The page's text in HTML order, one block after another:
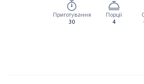
Приготування
30
Порції
4